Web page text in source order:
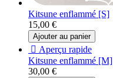
Kitsune enflammé [S]
15,00 €
Ajouter au panier
 Aperçu rapide
Kitsune enflammé [M]
30,00 €